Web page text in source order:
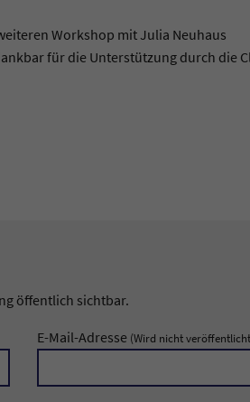
Workshop mit Julia Neuhaus
für die Unterstützung durch die
öffentlich sichtbar.
E-Mail-Adresse (Wird nicht